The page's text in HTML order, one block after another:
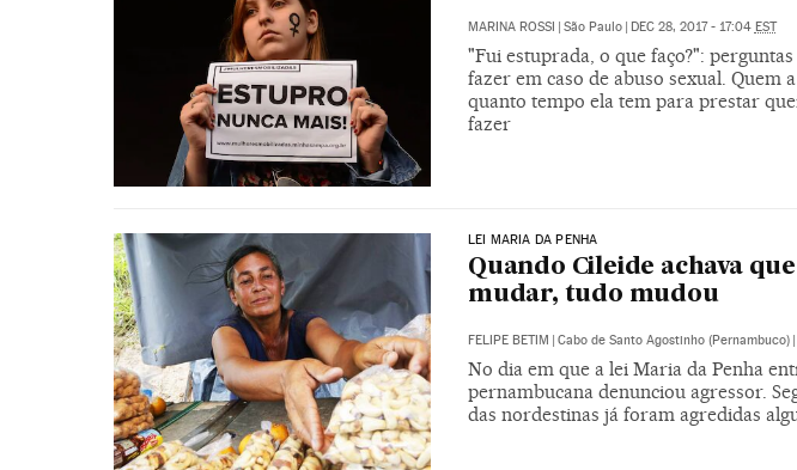
MARINA ROSSI São Paulo DEC 28, 2017 - 17:04 EST
"Fui estuprada, o que faço?":
fazer em caso de abuso sexual. Quem
quanto tempo ela tem para prestar
fazer
LEI MARIA DA PENHA
Quando Cileide achava
mudar, tudo mudou
FELIPE BETIM | Cabo de Santo Agostinho (Pernambuco) |
No dia em que a lei Maria da Penha
pernambucana denunciou agressor.
das nordestinas já foram agredidas